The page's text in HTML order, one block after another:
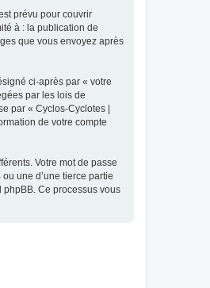
prévu pour couvrir
à : la publication de
que vous envoyez après
ci-après par « votre
par les lois de
par « Cyclos-Cyclotes |
de votre compte
Votre mot de passe
une d’une tierce partie
Ce processus vous